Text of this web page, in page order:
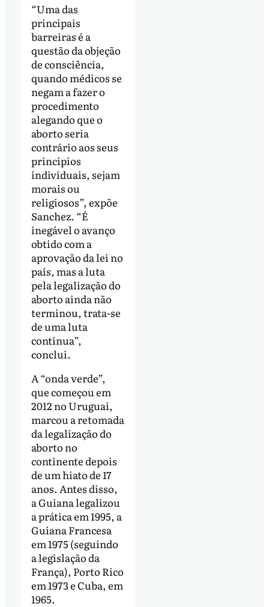
“Uma das
principais
barreiras é a
questão da objeção
de consciência,
quando médicos se
negam a fazer o
procedimento
alegando que o
aborto seria
contrário aos seus
princípios
individuais, sejam
morais ou
religiosos”, expõe
Sanchez. “É
inegável o avanço
obtido com a
aprovação da lei no
país, mas a luta
pela legalização do
aborto ainda não
terminou, trata-se
de uma luta
contínua”,
conclui.
A “onda verde”,
que começou em
2012 no Uruguai,
marcou a retomada
da legalização do
aborto no
continente depois
de um hiato de 17
anos. Antes disso,
a Guiana legalizou
a prática em 1995, a
Guiana Francesa
em 1975 (seguindo
a legislação da
França), Porto Rico
em 1973 e Cuba, em
1965.